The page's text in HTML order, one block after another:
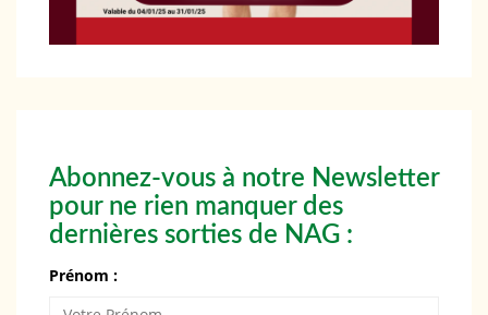
Abonnez-vous à notre Newsletter
pour ne rien manquer des
dernières sorties de NAG :
Prénom :